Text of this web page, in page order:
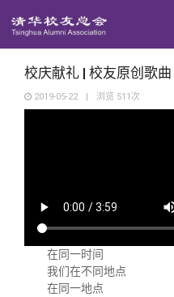
西南联
义工计划
新媒体
青春风采
校友服务
校庆献礼 | 校友原创歌曲
2019-05-22 | 浏览 511 次
在同一时间
我们在不同地点
在同一地点